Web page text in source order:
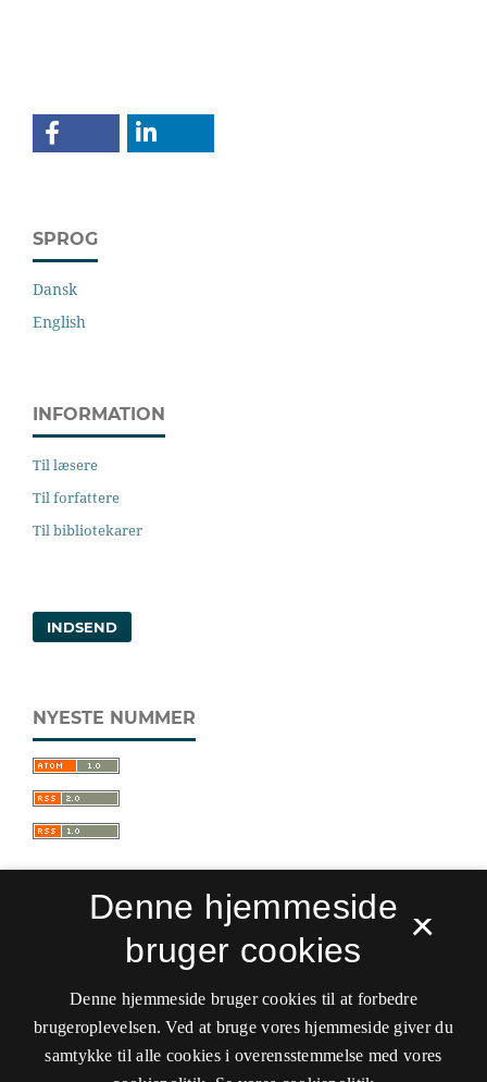
SPROG
Dansk
English
INFORMATION
Til læsere
Til forfattere
Til bibliotekarer
INDSEND
NYESTE NUMMER
Sprogforum. Tidsskrift for sprog- og
kulturpædagogik
ISSN 0909-9328 (Trykt)
ISSN 1399-8617 (Online)
Tilgængelighedserklæring
×
Denne hjemmeside
bruger cookies
Denne hjemmeside bruger cookies til at forbedre
brugeroplevelsen. Ved at bruge vores hjemmeside giver du
samtykke til alle cookies i overensstemmelse med vores